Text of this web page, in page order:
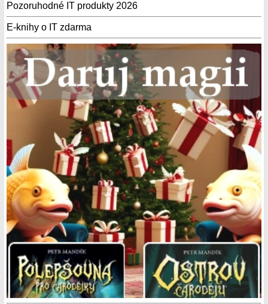
Pozoruhodné IT produkty 2026
E-knihy o IT zdarma